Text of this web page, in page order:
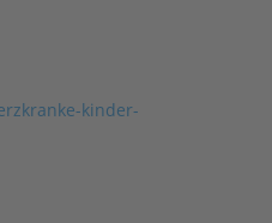
kinder-